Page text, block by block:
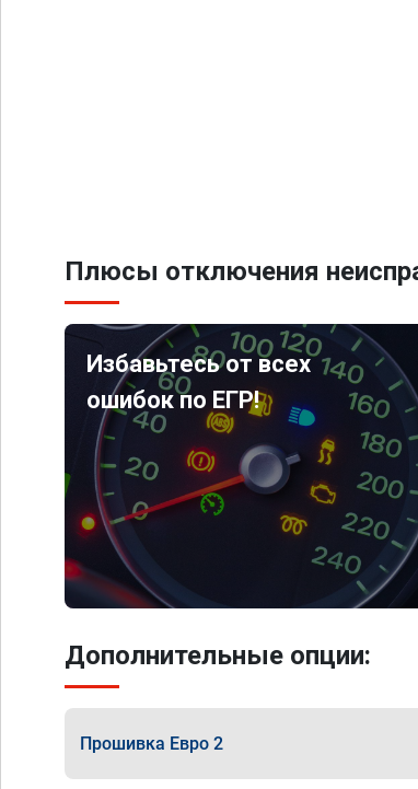
Плюсы отключения
Избавьтесь от всех
ошибок по ЕГР!
Дополнительные опции:
Прошивка Евро 2